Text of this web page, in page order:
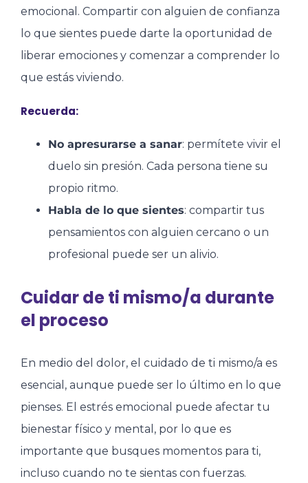
emocional. Compartir con alguien de confianza
lo que sientes puede darte la oportunidad de
liberar emociones y comenzar a comprender lo
que estás viviendo.
Recuerda:
No apresurarse a sanar: permítete vivir el
duelo sin presión. Cada persona tiene su
propio ritmo.
Habla de lo que sientes: compartir tus
pensamientos con alguien cercano o un
profesional puede ser un alivio.
Cuidar de ti mismo/a durante
el proceso
En medio del dolor, el cuidado de ti mismo/a es
esencial, aunque puede ser lo último en lo que
pienses. El estrés emocional puede afectar tu
bienestar físico y mental, por lo que es
importante que busques momentos para ti,
incluso cuando no te sientas con fuerzas.